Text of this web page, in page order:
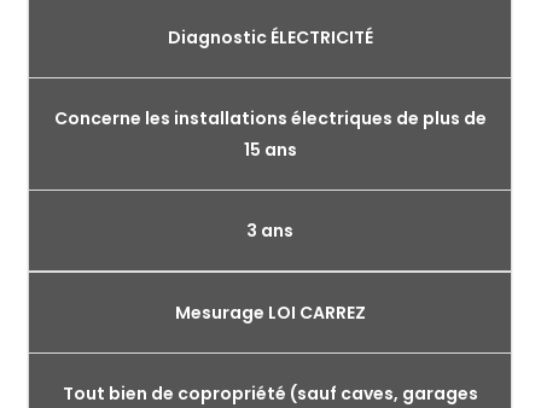
Diagnostic ÉLECTRICITÉ
Concerne les installations électriques de plus de
15 ans
3 ans
Mesurage LOI CARREZ
Tout bien de copropriété (sauf caves, garages